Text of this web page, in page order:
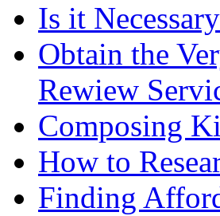
Is it
Obtain the
Rewiew
Composing
How to
Finding